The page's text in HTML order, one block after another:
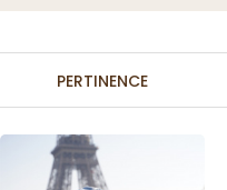
PERTINENCE